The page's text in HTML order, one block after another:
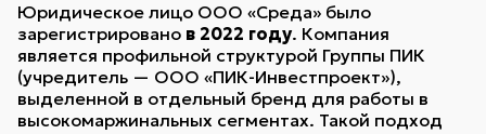
Юридическое лицо ООО «Среда» было
зарегистрировано в 2022 году. Компания
является профильной структурой Группы ПИК
(учредитель — ООО «ПИК-Инвестпроект»),
выделенной в отдельный бренд для работы в
высокомаржинальных сегментах. Такой подход